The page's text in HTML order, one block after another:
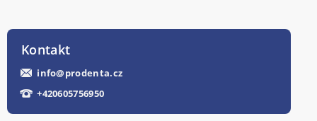
Kontakt
info@prodenta.cz
+420605756950